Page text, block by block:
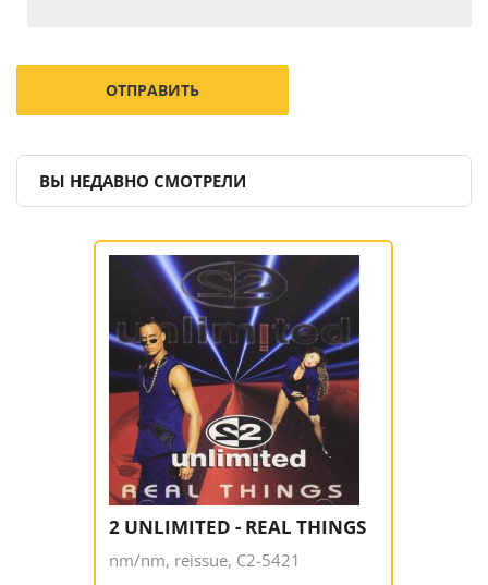
ВЫ НЕДАВНО СМОТРЕЛИ
2 UNLIMITED - REAL THINGS
nm/nm, reissue, C2-5421